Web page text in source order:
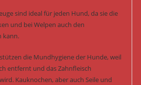
sind ideal für jeden Hund, da sie die
und bei Welpen auch den
kann.
die Mundhygiene der Hunde, weil
entfernt und das Zahnfleisch
Kauknochen, aber auch Seile und